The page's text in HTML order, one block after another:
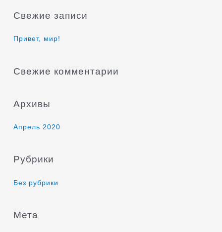
с
Свежие записи
Привет, мир!
Свежие комментарии
Архивы
Апрель 2020
Рубрики
Без рубрики
Мета